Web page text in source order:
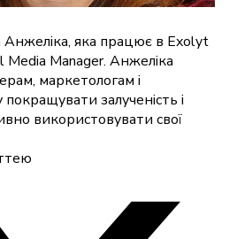
яка працює в Exolyt
Media Manager. Анжеліка
маркетологам і
залученість і
використовувати свої